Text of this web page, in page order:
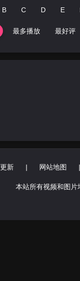
B C D E
最多播放 最好评
新 | 网站地图 |
本站所有视频和图片